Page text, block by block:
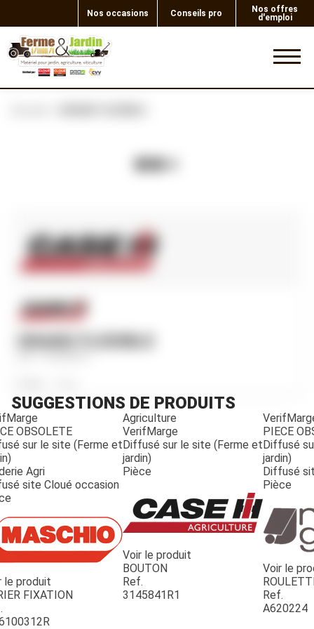
Nos occasions Conseils pro
Nos offres
d'emploi
JOUET
Ref. 764966R1
SUGGESTIONS DE PRODUITS
OBSOLETE
sur le site (Ferme et
Agri
site Cloué occasion
le produit
FIXATION
Agriculture
VerifMarge
Diffusé sur le site (Ferme et
jardin)
Pièce
Voir le produit
BOUTON
Ref.
3145841R1
PIECE
Diffusé
jardin)
Diffusé
Pièce
Voir le
Ref.
A620224